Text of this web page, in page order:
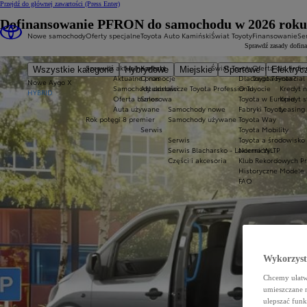
Przejdź do głównej zawartości (Press Enter)
Nowe samochody
Wszystkie kategorie Hybrydowe Miejskie Sportowe
Nowe Aygo X
HYBRID
Oferty specjalne
Sprawdź aktualne oferty
Aktualne promocje
Samochody dostawcze Toyota Professional
Oferta biznesowa
Auta używane
Rok potęgi 8 premier
Toyota Auto Kamiński
Kontakt
O nas
Aktualności
Salon
Samochody nowe
Samochody używane
Serwis
Serwis
Serwis Blacharsko - Lakierniczy
Części i akcesoria
Świat Toyoty
Świat Toyoty
Dlaczego Toyota?
O Toyocie
Toyota w Europie
Fabryki Toyoty
Toyota Way
Toyota Mobility
Toyota a środowisko
Norma WLTP
Klub Rekordowych
Historyczne Modele
FAQ
Finansowanie
Oferta dla firm
Toyota Financial
Kredyt
Kredyt
Dofinansowanie PFRON do samochodu w 2026
Sprawdź zasady
Chcemy
ulepszać